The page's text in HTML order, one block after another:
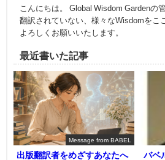
こんにちは。 Global Wisdom Gardenの
翻訳されていない、様々なWisdomをこ
よろしくお願いいたします。
最近書いた記事
Message from BABEL
出版翻訳者をめざすあなたへ
バベ